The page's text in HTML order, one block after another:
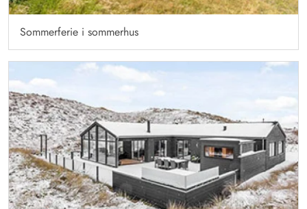
Sommerferie i sommerhus